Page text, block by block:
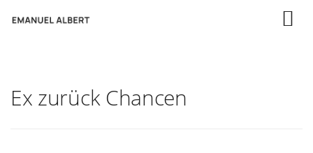
Ex zurück Chancen